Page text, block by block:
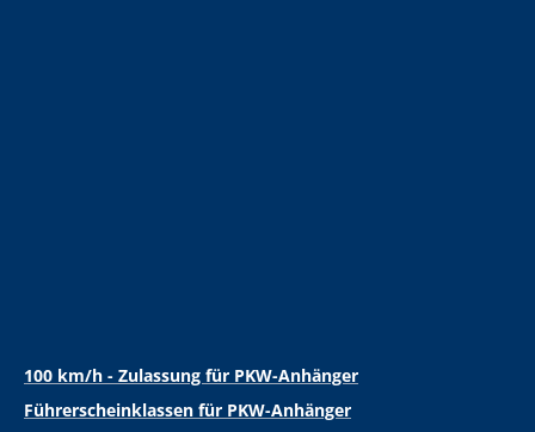
100 km/h - Zulassung für PKW-Anhänger
Führerscheinklassen für PKW-Anhänger